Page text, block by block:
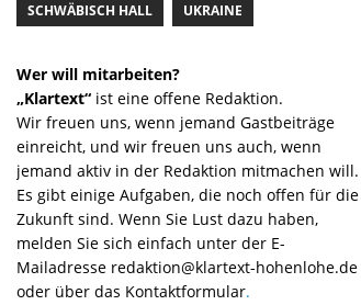
SCHWÄBISCH HALL UKRAINE
Wer will mitarbeiten?
„Klartext“ist eine offene Redaktion.
Wir freuen uns, wenn jemand Gastbeiträge
einreicht, und wir freuen uns auch, wenn
jemand aktiv in der Redaktion mitmachen will.
Es gibt einige Aufgaben, die noch offen für die
Zukunft sind. Wenn Sie Lust dazu haben,
melden Sie sich einfach unter der E-
Mailadresse redaktion@klartext-hohenlohe.de
oder über das Kontaktformular.